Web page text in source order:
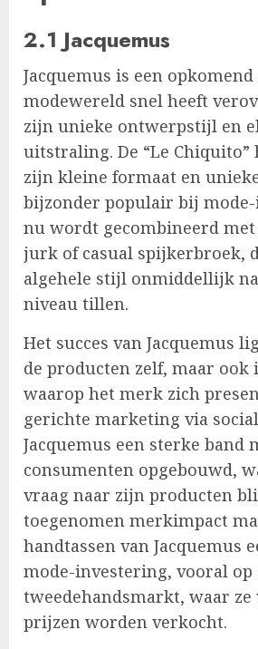
2.1 Jacquemus
Jacquemus is een
modewereld snel heeft
zijn unieke ontwerpstijl en
uitstraling. De “Le Chiquito”
zijn kleine formaat en
bijzonder populair bij mode-
nu wordt gecombineerd met
jurk of casual spijkerbroek,
algehele stijl onmiddellijk
niveau tillen.
Het succes van Jacquemus
de producten zelf, maar ook
waarop het merk zich
gerichte marketing via
Jacquemus een sterke band
consumenten opgebouwd,
vraag naar zijn producten
toegenomen merkimpact
handtassen van Jacquemus
mode-investering, vooral op
tweedehandsmarkt, waar ze
prijzen worden verkocht.